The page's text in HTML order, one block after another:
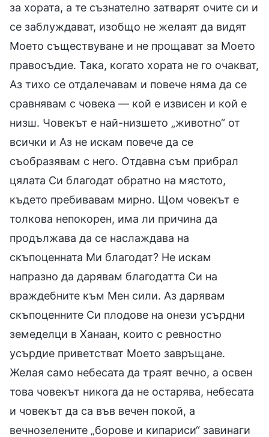
за хората, а те съзнателно затварят очите си и
се заблуждават, изобщо не желаят да видят
Моето съществуване и не прощават за Моето
правосъдие. Така, когато хората не го очакват,
Аз тихо се отдалечавам и повече няма да се
сравнявам с човека — кой е извисен и кой е
низш. Човекът е най-низшето „животно“ от
всички и Аз не искам повече да се
съобразявам с него. Отдавна съм прибрал
цялата Си благодат обратно на мястото,
където пребивавам мирно. Щом човекът е
толкова непокорен, има ли причина да
продължава да се наслаждава на
скъпоценната Ми благодат? Не искам
напразно да дарявам благодатта Си на
враждебните към Мен сили. Аз дарявам
скъпоценните Си плодове на онези усърдни
земеделци в Ханаан, които с ревностно
усърдие приветстват Моето завръщане.
Желая само небесата да траят вечно, а освен
това човекът никога да не остарява, небесата
и човекът да са във вечен покой, а
вечнозелените „борове и кипариси“ завинаги